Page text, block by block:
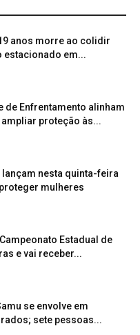
anos morre ao colidir
estacionado em...
de Enfrentamento alinham
proteção às...
lançam nesta quinta-feira
mulheres
Estadual de
e vai receber...
se envolve em
sete pessoas...